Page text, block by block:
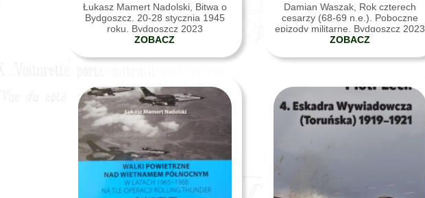
Łukasz Mamert Nadolski, Bitwa o
Bydgoszcz. 20-28 stycznia 1945
roku, Bydgoszcz 2023
ZOBACZ
Damian Waszak, Rok czterech
cesarzy (68-69 n.e.). Poboczne
epizody militarne, Bydgoszcz 2023
ZOBACZ